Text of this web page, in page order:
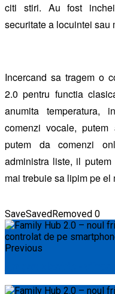
citi stiri. Au fost
securitate a locuintei sau
Incercand sa tragem o
2.0 pentru functia
anumita temperatura,
comenzi vocale,
putem da comenzi
administra liste, il
mai trebuie sa lipim pe el
SaveSavedRemoved 0
Previous